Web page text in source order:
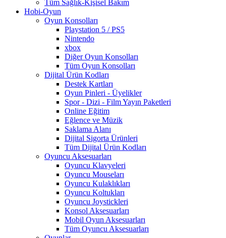
Tüm Sağlık-Kişisel Bakım
Hobi-Oyun
Oyun Konsolları
Playstation 5 / PS5
Nintendo
xbox
Diğer Oyun Konsolları
Tüm Oyun Konsolları
Dijital Ürün Kodları
Destek Kartları
Oyun Pinleri - Üyelikler
Spor - Dizi - Film Yayın Paketleri
Online Eğitim
Eğlence ve Müzik
Saklama Alanı
Dijital Sigorta Ürünleri
Tüm Dijital Ürün Kodları
Oyuncu Aksesuarları
Oyuncu Klavyeleri
Oyuncu Mouseları
Oyuncu Kulaklıkları
Oyuncu Koltukları
Oyuncu Joystickleri
Konsol Aksesuarları
Mobil Oyun Aksesuarları
Tüm Oyuncu Aksesuarları